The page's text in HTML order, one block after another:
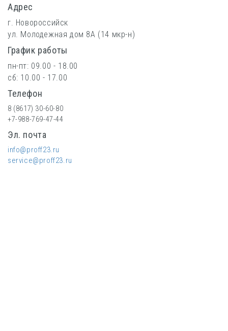
Адрес
г. Новороссийск
ул. Молодежная дом 8А (14 мкр-н)
График работы
пн-пт: 09.00 - 18.00
сб: 10.00 - 17.00
Телефон
8 (8617) 30-60-80
+7-988-769-47-44
Эл. почта
info@proff23.ru
service@proff23.ru